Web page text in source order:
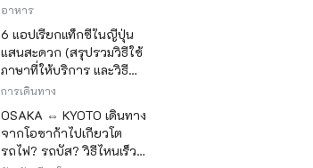
อาหาร
6 แอปเรียกแท็กซี่ในญี่ปุ่น
แสนสะดวก (สรุปรวมวิธีใช้
ภาษาที่ให้บริการ และวิธี
ชำระเงิน)
การเดินทาง
OSAKA ⇔ KYOTO เดินทาง
จากโอซาก้าไปเกียวโต
รถไฟ? รถบัส? วิธีไหนเร็ว